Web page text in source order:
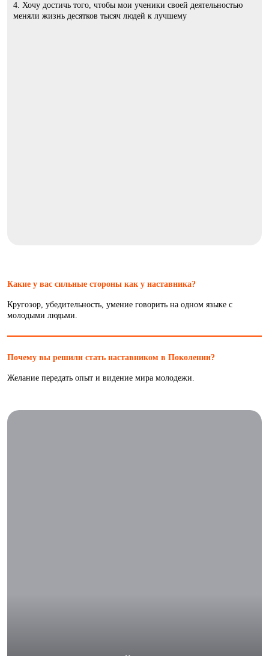
4. Хочу достичь того, чтобы мои ученики своей деятельностью
меняли жизнь десятков тысяч людей к лучшему
Какие у вас сильные стороны как у наставника?
Кругозор, убедительность, умение говорить на одном языке с
молодыми людьми.
Почему вы решили стать наставником в Поколении?
Желание передать опыт и видение мира молодежи.